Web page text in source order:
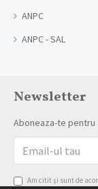
ANPC
ANPC - SAL
Newsletter
Aboneaza-te
Am citit şi sunt de